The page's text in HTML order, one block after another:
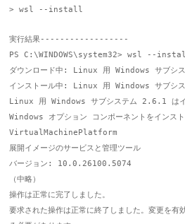
> wsl --install
実行結果------------------
PS C:\WINDOWS\system32> wsl --
ダウンロード中: Linux 用 Windows サブシ
インストール中: Linux 用 Windows サブシ
Linux 用 Windows サブシステム 2.6.1 はイ
Windows オプション コンポーネントをインス
VirtualMachinePlatform
展開イメージのサービスと管理ツール
バージョン: 10.0.26100.5074
（中略）
操作は正常に完了しました。
要求された操作は正常に終了しました。変更を有